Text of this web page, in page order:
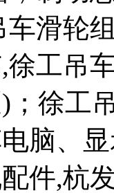
车滑轮
工吊
；徐工
脑、
件,杭